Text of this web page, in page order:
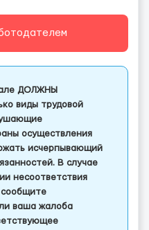
ДОЛЖНЫ
виды трудовой
осуществления
исчерпывающий
В случае
несоответствия
ваша жалоба